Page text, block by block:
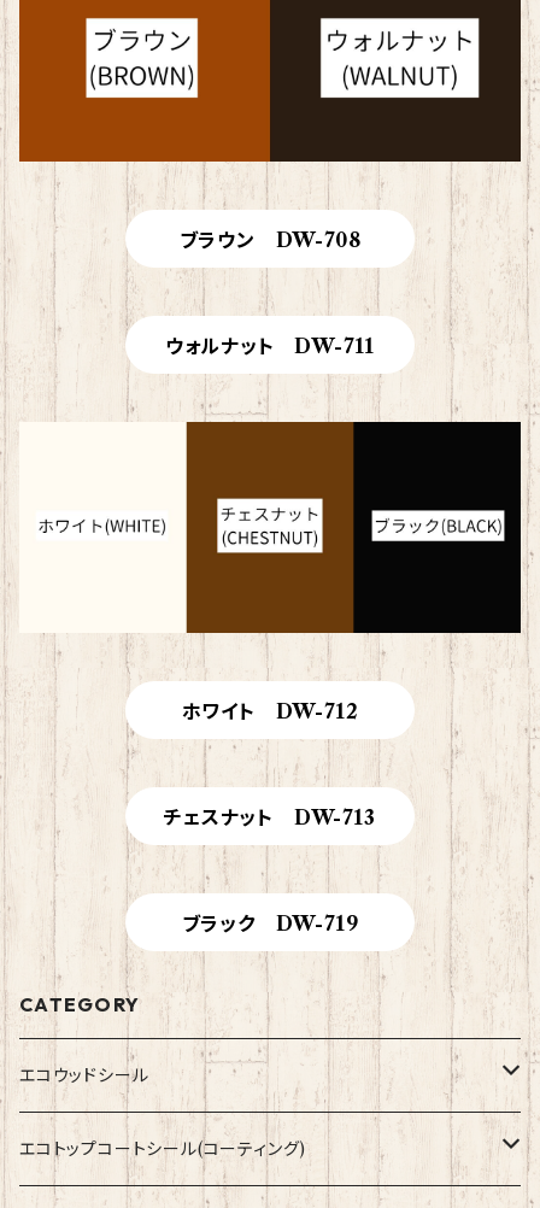
ブラウン DW-708
ウォルナット DW-711
ホワイト DW-712
チェスナット DW-713
ブラック DW-719
CATEGORY
エコウッドシール
200ml
エコトップコートシール(コーティング)